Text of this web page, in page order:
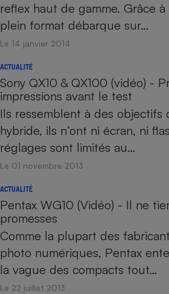
reflex haut de gamme. Grâce
plein format débarque sur…
Le 14 janvier 2014
ACTUALITÉ
Sony QX10 & QX100 (vidéo) -
impressions avant le test
Ils ressemblent à des objectifs
hybride, ils n’ont ni écran, ni
réglages sont limités au…
Le 01 novembre 2013
ACTUALITÉ
Pentax WG10 (Vidéo) - Il ne
promesses
Comme la plupart des
photo numériques, Pentax
la vague des compacts tout…
Le 22 juillet 2013